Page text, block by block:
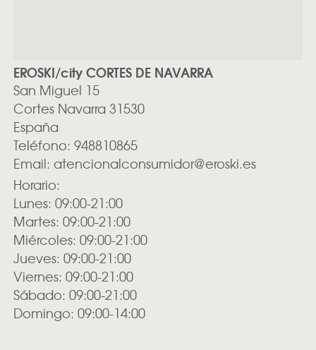
EROSKI/city CORTES DE NAVARRA
San Miguel 15
Cortes Navarra 31530
España
Teléfono: 948810865
Email: atencionalconsumidor@eroski.es
Horario:
Lunes: 09:00-21:00
Martes: 09:00-21:00
Miércoles: 09:00-21:00
Jueves: 09:00-21:00
Viernes: 09:00-21:00
Sábado: 09:00-21:00
Domingo: 09:00-14:00